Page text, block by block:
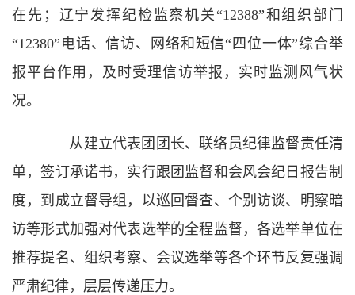
在先；辽宁发挥纪检监察机关“12388”和组织部门
“12380”电话、信访、网络和短信“四位一体”综合举
报平台作用，及时受理信访举报，实时监测风气状
况。
从建立代表团团长、联络员纪律监督责任清
单，签订承诺书，实行跟团监督和会风会纪日报告制
度，到成立督导组，以巡回督查、个别访谈、明察暗
访等形式加强对代表选举的全程监督，各选举单位在
推荐提名、组织考察、会议选举等各个环节反复强调
严肃纪律，层层传递压力。